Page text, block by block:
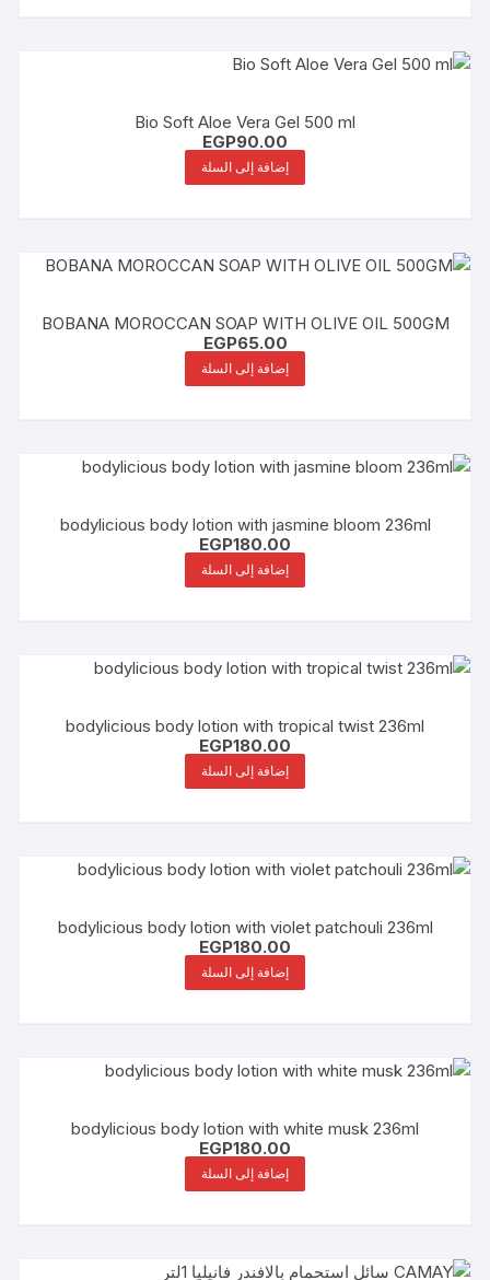
Bio Soft Aloe Vera Gel 500 ml
EGP90.00
إضافة إلى السلة
BOBANA MOROCCAN SOAP WITH OLIVE OIL 500GM
EGP65.00
إضافة إلى السلة
bodylicious body lotion with jasmine bloom 236ml
EGP180.00
إضافة إلى السلة
bodylicious body lotion with tropical twist 236ml
EGP180.00
إضافة إلى السلة
bodylicious body lotion with violet patchouli 236ml
EGP180.00
إضافة إلى السلة
bodylicious body lotion with white musk 236ml
EGP180.00
إضافة إلى السلة